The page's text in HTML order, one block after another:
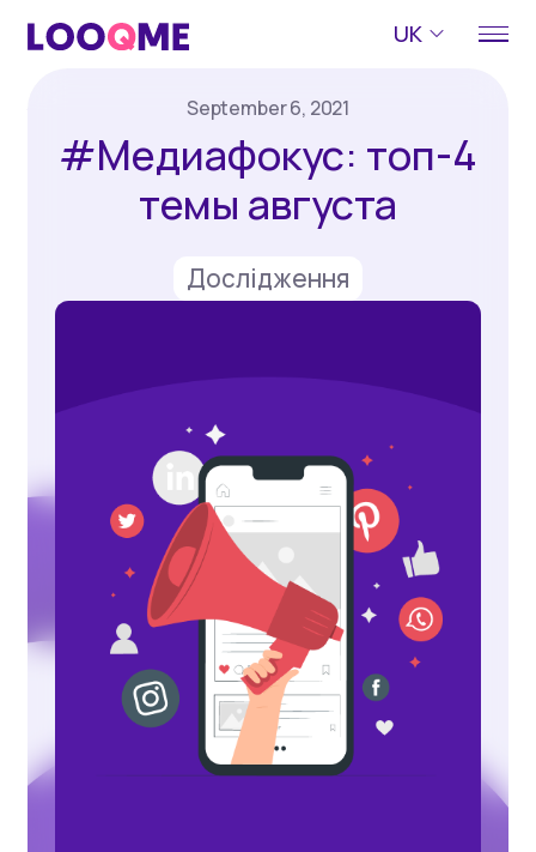
UK
September 6, 2021
#Медиафокус: топ-4
темы августа
Дослідження